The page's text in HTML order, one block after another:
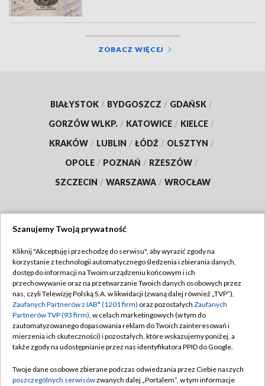
ZOBACZ WIĘCEJ
BIAŁYSTOK / BYDGOSZCZ / GDAŃSK /
GORZÓW WLKP. / KATOWICE / KIELCE /
KRAKÓW / LUBLIN / ŁÓDŹ / OLSZTYN /
OPOLE / POZNAŃ / RZESZÓW /
SZCZECIN / WARSZAWA / WROCŁAW
TVP
Abonament TVP
Emisja w TVP
Centrum informacji TVP
Naziemna Telewizja Cyfrowa
Rada Programowa
Regulamin TVP
Polityka prywatności
Moje zgody
Pomoc
Kontakt
Szanujemy Twoją prywatność
Kliknij "Akceptuję i przechodzę do serwisu", aby wyrazić zgody na
korzystanie z technologii automatycznego śledzenia i zbierania danych,
dostęp do informacji na Twoim urządzeniu końcowym i ich
przechowywanie oraz na przetwarzanie Twoich danych osobowych przez
nas, czyli Telewizję Polską S.A. w likwidacji (zwaną dalej również „TVP”),
Zaufanych Partnerów z IAB* (1201 firm) oraz pozostałych Zaufanych
Partnerów TVP (93 firm), w celach marketingowych (w tym do
zautomatyzowanego dopasowania reklam do Twoich zainteresowań i
mierzenia ich skuteczności) i pozostałych, które wskazujemy poniżej, a
także zgody na udostępnianie przez nas identyfikatora PPID do Google.
Twoje dane osobowe zbierane podczas odwiedzania przez Ciebie naszych
poszczególnych serwisówzwanych dalej „Portalem”, w tym informacje